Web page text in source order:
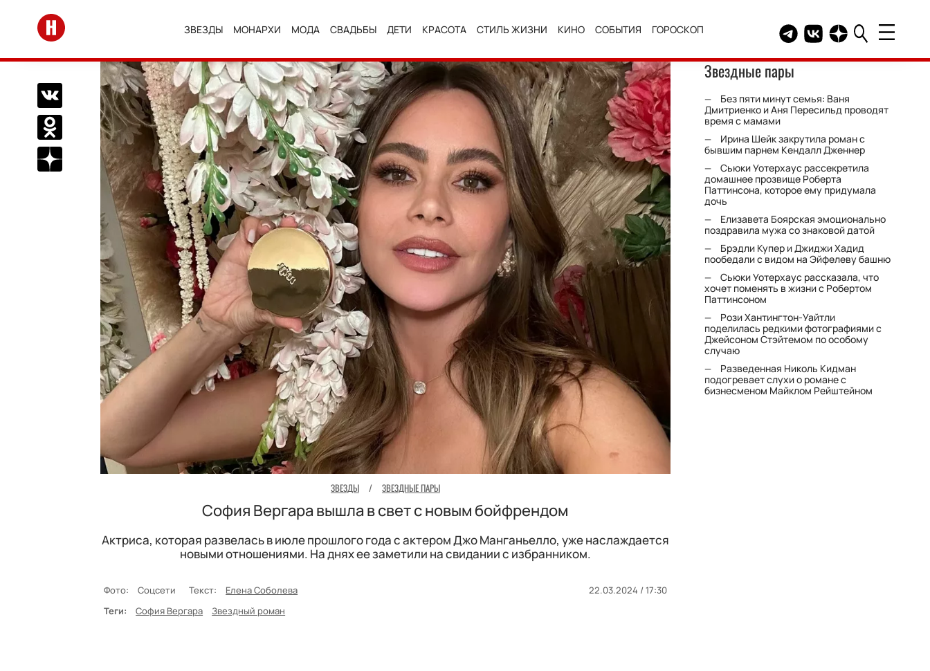
Перейти на главную
ЗВЕЗДЫ МОНАРХИ МОДА СВАДЬБЫ ДЕТИ КРАСОТА СТИЛЬ ЖИЗНИ КИНО СОБЫТИЯ ГОРОСКОП Telegram канал HELLO
Группа HELLO
Канал HELLO в
Поделиться Вконтакте
Поделиться в Одноклассниках
Подписаться на нас в Дзен
ЗВЕЗДЫ / ЗВЕЗДНЫЕ ПАРЫ
София Вергара вышла в свет с новым бойфрендом
Актриса, которая развелась в июле прошлого года с актером Джо Манганьелло, уже наслаждается
новыми отношениями. На днях ее заметили на свидании с избранником.
Фото: Соцсети Текст: Елена Соболева
22.03.2024 / 17:30
Теги:
София Вергара Звездный роман
Звездные пары
Без пяти минут семья: Ваня
Дмитриенко и Аня Пересильд проводят
время с мамами
Ирина Шейк закрутила роман с
бывшим парнем Кендалл Дженнер
Сьюки Уотерхаус рассекретила
домашнее прозвище Роберта
Паттинсона, которое ему придумала
дочь
Елизавета Боярская эмоционально
поздравила мужа со знаковой датой
Брэдли Купер и Джиджи Хадид
пообедали с видом на Эйфелеву башню
Сьюки Уотерхаус рассказала, что
хочет поменять в жизни с Робертом
Паттинсоном
Рози Хантингтон-Уайтли
поделилась редкими фотографиями с
Джейсоном Стэйтемом по особому
случаю
Разведенная Николь Кидман
подогревает слухи о романе с
бизнесменом Майклом Рейштейном